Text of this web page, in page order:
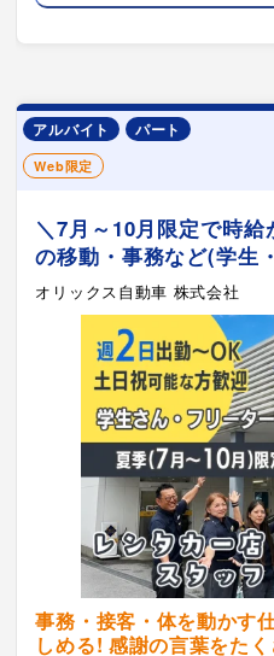
アルバイト パート
Web限定
＼7月～10月限定で時
の移動・事務など(学生
オリックス自動車 株式会社
事務・接客・体を動かす
しめる! 感謝の言葉をた